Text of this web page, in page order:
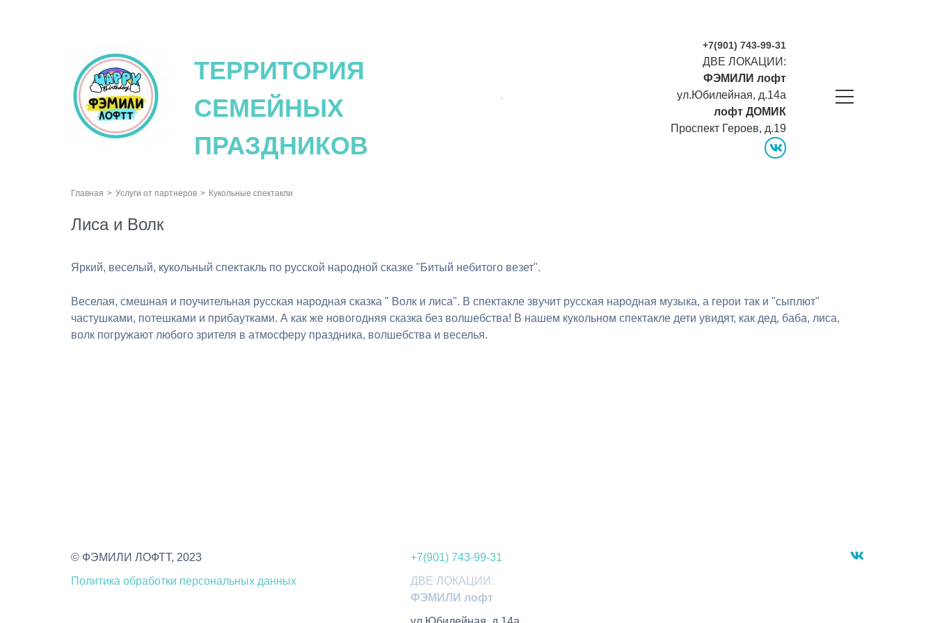
logo
ТЕРРИТОРИЯ
СЕМЕЙНЫХ
ПРАЗДНИКОВ
.
+7(901) 743-99-31
ДВЕ ЛОКАЦИИ:
ФЭМИЛИ лофт
ул.Юбилейная, д.14а
лофт ДОМИК
Проспект Героев, д.19
vk
Главная Услуги от партнеров Кукольные спектакли
Лиса и Волк
Яркий, веселый, кукольный спектакль по русской народной сказке "Битый небитого везет".
Веселая, смешная и поучительная русская народная сказка " Волк и лиса". В спектакле звучит русская народная музыка, а герои так и "сыплют"
частушками, потешками и прибаутками. А как же новогодняя сказка без волшебства! В нашем кукольном спектакле дети увидят, как дед, баба, лиса,
волк погружают любого зрителя в атмосферу праздника, волшебства и веселья.
+7(901) 743-99-31
ДВЕ ЛОКАЦИИ:
ФЭМИЛИ лофт
© ФЭМИЛИ ЛОФТТ, 2023
Политика обработки персональных данных